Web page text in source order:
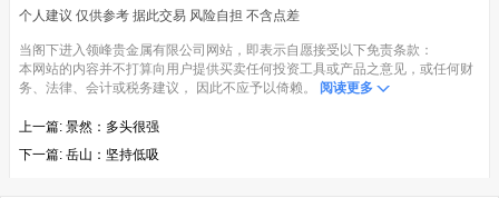
个人建议 仅供参考 据此交易 风险自担 不含点差
当阁下进入领峰贵金属有限公司网站，即表示自愿接受以下免责条款：
本网站的内容并不打算向用户提供买卖任何投资工具或产品之意见，或任何财
务、法律、会计或税务建议， 因此不应予以倚赖。
阅读更多
上一篇: 景然：多头很强
下一篇: 岳山：坚持低吸